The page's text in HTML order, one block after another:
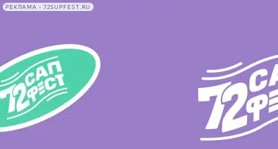
РЕКЛАМА • 72SUPFEST.RU